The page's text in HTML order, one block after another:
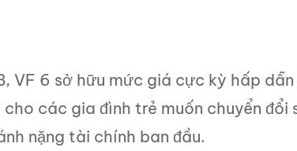
VF 6 sở hữu mức giá cực kỳ hấp
các gia đình trẻ muốn chuyển đổi
nặng tài chính ban đầu.